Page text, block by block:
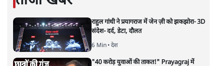
सरल भाषा में जटिल प्रश्नों को खोलने की—उन्हें आज के
हिंदी‑हिंदुस्तानी लेखन में एक विशिष्ट स्थान देती है।
सतीश झाकी और स्टोरी पढ़ें